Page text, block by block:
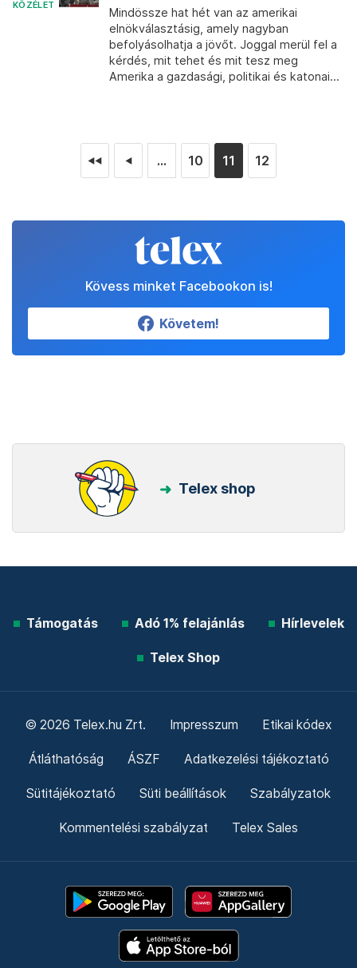
KÖZÉLET
Mindössze hat hét van az amerikai
elnökválasztásig, amely nagyban
befolyásolhatja a jövőt. Joggal merül fel a
kérdés, mit tehet és mit tesz meg
Amerika a gazdasági, politikai és katonai...
◄◄ ◄ ... 10 11 12
Kövess minket Facebookon is!
Követem!
Telex shop
Támogatás Adó 1% felajánlás Hírlevelek
Telex Shop
© 2026 Telex.hu Zrt. Impresszum Etikai kódex
Átláthatóság ÁSZF Adatkezelési tájékoztató
Sütitájékoztató Süti beállítások Szabályzatok
Kommentelési szabályzat Telex Sales